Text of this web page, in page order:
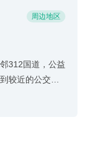
周边地区
312国道，公益
较近的公交车
青龙山山脉，